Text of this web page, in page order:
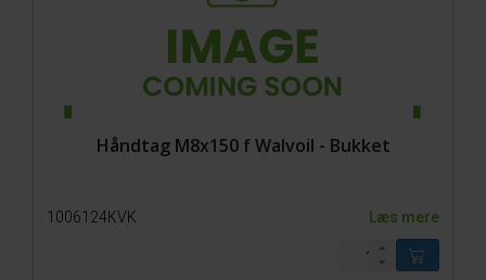
Håndtag M8x150 f Walvoil - Bukket
1006124KVK Læs mere